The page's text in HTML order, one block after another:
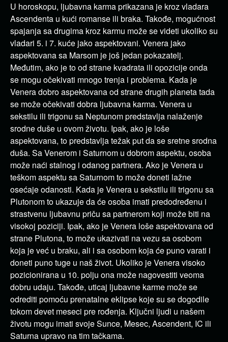
U horoskopu, ljubavna karma prikazana je kroz vladara
Ascendenta u kući romanse ili braka. Takođe, mogućnost
spajanja sa drugima kroz karmu može se videti ukoliko su
vladari 5. i 7. kuće jako aspektovani. Venera jako
aspektovana sa Marsom je još jedan pokazatelj.
Međutim, ako je to od strane kvadrata ili opozicije onda
se mogu očekivati mnogo trenja i problema. Kada je
Venera dobro aspektovana od strane drugih planeta tada
se može očekivati dobra ljubavna karma. Venera u
sekstilu ili trigonu sa Neptunom predstavlja nalaženje
srodne duše u ovom životu. Ipak, ako je loše
aspektovana, to predstavlja težak put da se sretne srodna
duša. Sa Venerom i Saturnom u dobrom aspektu, osoba
može naći stalnog i odanog partnera. Ako je Venera u
teškom aspektu sa Saturnom to može doneti lažne
osećaje odanosti. Kada je Venera u sekstilu ili trigonu sa
Plutonom to ukazuje da će osoba imati predodređenu i
strastvenu ljubavnu priču sa partnerom koji može biti na
visokoj poziciji. Ipak, ako je Venera loše aspektovana od
strane Plutona, to može ukazivati na vezu sa osobom
koja je već u braku, ali i sa osobom koja će puno varati i
doneti puno tuge u naš život. Ukoliko je Venera visoko
pozicionirana u 10. polju ona može nagovestiti veoma
dobru udaju. Takođe, uticaj ljubavne karme može se
odrediti pomoću prenatalne eklipse koje su se dogodile
tokom devet meseci pre rođenja. Ključni ljudi u našem
životu mogu imati svoje Sunce, Mesec, Ascendent, IC ili
Saturna upravo na tim tačkama.